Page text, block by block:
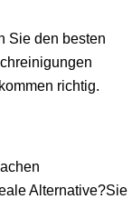
Sie den besten
richtig.
Alternative?Sie